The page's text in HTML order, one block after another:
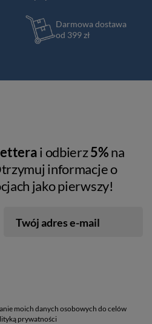
Darmowa dostawa
od 399 zł
i odbierz5%na
informacje o
jako pierwszy!
Twój adres e-mail
moich danych osobowych do celów
prywatności